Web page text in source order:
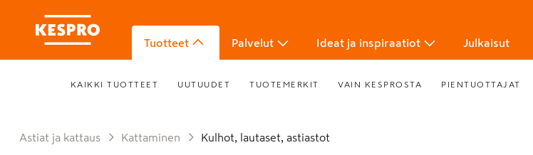
Tuotteet Palvelut Ideat ja inspiraatiot Julkaisut
KAIKKI TUOTTEET UUTUUDET TUOTEMERKIT VAIN KESPROSTA PIENTUOTTAJAT
Astiat ja kattaus Kattaminen Kulhot, lautaset, astiastot